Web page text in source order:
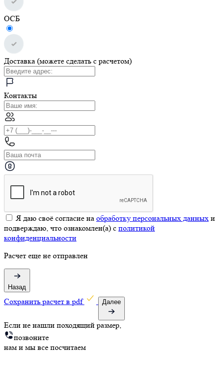
ОСБ
Доставка (можете сделать с расчетом)
Контакты
Я даю своё согласие на обработку персональных данных и
подверждаю, что ознакомлен(а) с политикой
конфиденциальности
Расчет еще не отправлен
Назад
Cохранить расчет в pdf Далее
Если не нашли походящий размер,
позвоните
нам и мы все посчитаем